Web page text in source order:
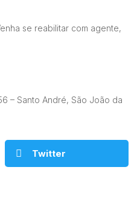
se reabilitar com agente,
– Santo André, São João da
Twitter